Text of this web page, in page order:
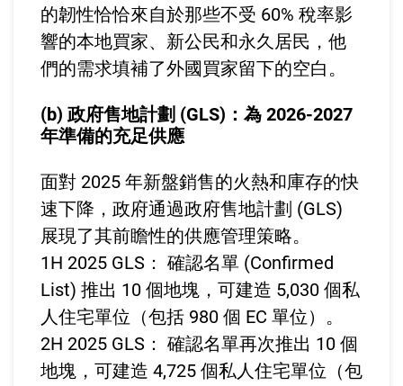
的韌性恰恰來自於那些不受 60% 稅率影
響的本地買家、新公民和永久居民，他
們的需求填補了外國買家留下的空白。
(b) 政府售地計劃 (GLS)：為 2026-2027
年準備的充足供應
面對 2025 年新盤銷售的火熱和庫存的快
速下降，政府通過政府售地計劃 (GLS)
展現了其前瞻性的供應管理策略。
1H 2025 GLS： 確認名單 (Confirmed
List) 推出 10 個地塊，可建造 5,030 個私
人住宅單位（包括 980 個 EC 單位）。
2H 2025 GLS： 確認名單再次推出 10 個
地塊，可建造 4,725 個私人住宅單位（包